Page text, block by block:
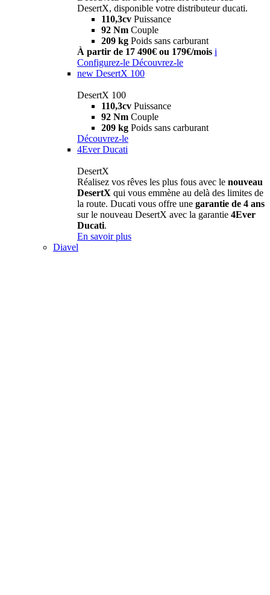
DesertX, disponible votre distributeur ducati.
110,3cv Puissance
92 Nm Couple
209 kg Poids sans carburant
À partir de 17 490€ ou 179€/mois i
Configurez-le Découvrez-le
new DesertX 100
DesertX 100
110,3cv Puissance
92 Nm Couple
209 kg Poids sans carburant
Découvrez-le
4Ever Ducati
DesertX
Réalisez vos rêves les plus fous avec le nouveau
DesertX qui vous emmène au delà des limites de
la route. Ducati vous offre une garantie de 4 ans
sur le nouveau DesertX avec la garantie 4Ever
Ducati.
En savoir plus
Diavel